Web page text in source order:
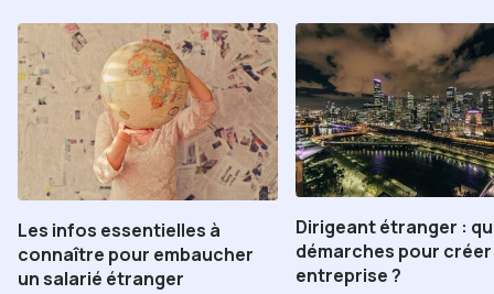
Les infos essentielles à
connaître pour embaucher
un salarié étranger
Dirigeant étranger :
démarches pour
entreprise ?